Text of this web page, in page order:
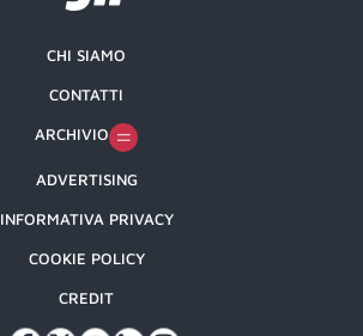
CHI SIAMO
CONTATTI
ARCHIVIO
ADVERTISING
INFORMATIVA PRIVACY
COOKIE POLICY
CREDIT